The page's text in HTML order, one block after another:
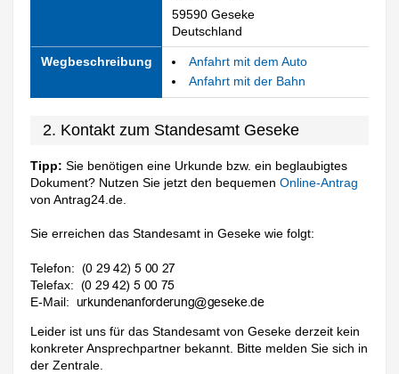
59590 Geseke
Deutschland
Wegbeschreibung
Anfahrt mit dem Auto
Anfahrt mit der Bahn
2. Kontakt zum Standesamt Geseke
Tipp: Sie benötigen eine Urkunde bzw. ein beglaubigtes
Dokument? Nutzen Sie jetzt den bequemenOnline-Antrag
von Antrag24.de.
Sie erreichen das Standesamt in Geseke wie folgt:
Telefon:
Telefax:
E-Mail:
Leider ist uns für das Standesamt von Geseke derzeit kein
konkreter Ansprechpartner bekannt. Bitte melden Sie sich in
der Zentrale.